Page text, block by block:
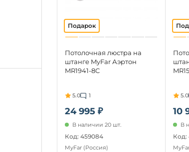
24 995 ₽
Потолочная люстра на
штанге MyFar Аэртон
MR1941-8C
5.0 1
В наличии 20 шт.
Код: 459084
MyFar (Россия)
10
5.0
В
Код: